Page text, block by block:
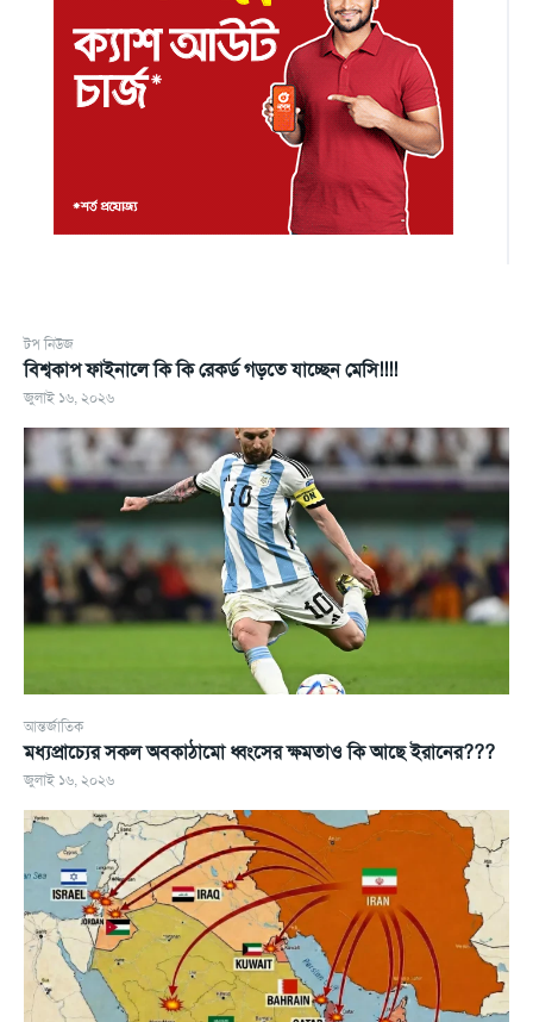
টপ নিউজ
বিশ্বকাপ ফাইনালে কি কি রেকর্ড গড়তে যাচ্ছেন মেসি!!!!
জুলাই ১৬, ২০২৬
আন্তর্জাতিক
মধ্যপ্রাচ্যের সকল অবকাঠামো ধ্বংসের ক্ষমতাও কি আছে ইরানের???
জুলাই ১৬, ২০২৬